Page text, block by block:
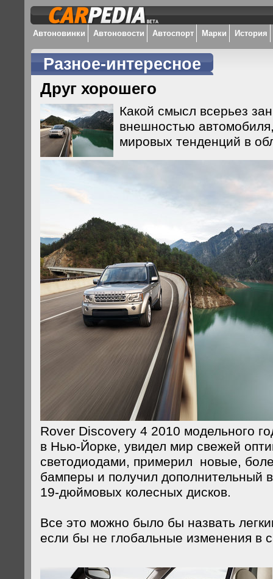
Автоновинки Автоновости Автоспорт Марки История
Разное-интересное
Друг хорошего
Какой смысл всерьез
внешностью
мировых тенденций в
Rover Discovery 4 2010 модельного
в Нью-Йорке, увидел мир свежей
светодиодами, примерил новые,
бамперы и получил дополнительный
19-дюймовых колесных дисков.
Все это можно было бы назвать
если бы не глобальные изменения в